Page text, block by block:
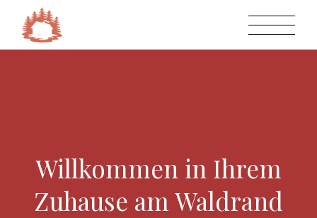
Willkommen in Ihrem
Zuhause am Waldrand